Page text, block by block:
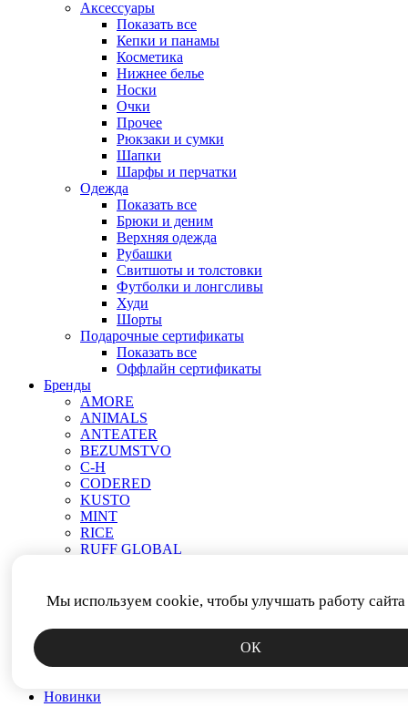
Мы используем cookie, чтобы улучшать работу сайта
ОК
Аксессуары
Показать все
Кепки и панамы
Косметика
Нижнее белье
Носки
Очки
Прочее
Рюкзаки и сумки
Шапки
Шарфы и перчатки
Одежда
Показать все
Брюки и деним
Верхняя одежда
Рубашки
Свитшоты и толстовки
Футболки и лонгсливы
Худи
Шорты
Подарочные сертификаты
Показать все
Оффлайн сертификаты
Бренды
AMORE
ANIMALS
ANTEATER
BEZUMSTVO
C-H
CODERED
KUSTO
MINT
RICE
RUFF GLOBAL
МЕЧ
РОДИНА
ФИТИЛЬ
Новинки